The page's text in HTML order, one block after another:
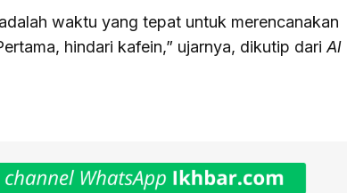
waktu yang tepat untuk merencanakan
hindari kafein,” ujarnya, dikutip dari Al